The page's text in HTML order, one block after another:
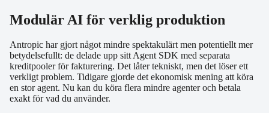
Modulär AI för verklig produktion
Antropic har gjort något mindre spektakulärt men potentiellt mer
betydelsefullt: de delade upp sitt Agent SDK med separata
kreditpooler för fakturering. Det låter tekniskt, men det löser ett
verkligt problem. Tidigare gjorde det ekonomisk mening att köra
en stor agent. Nu kan du köra flera mindre agenter och betala
exakt för vad du använder.